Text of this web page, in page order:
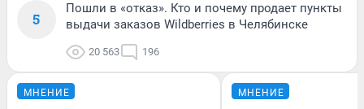
5
Пошли в «отказ». Кто и почему продает пункты
выдачи заказов Wildberries в Челябинске
20 563 196
МНЕНИЕ МНЕНИЕ